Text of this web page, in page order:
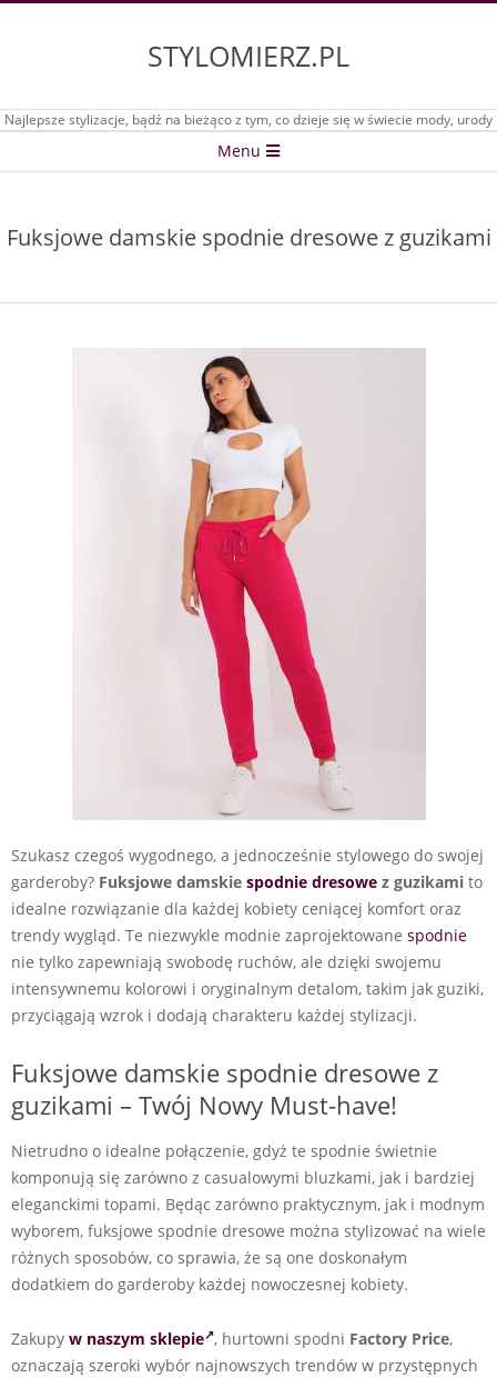
STYLOMIERZ.PL
Najlepsze stylizacje, bądź na bieżąco z tym, co dzieje się w świecie mody, urody
Menu
Fuksjowe damskie spodnie dresowe z guzikami
Szukasz czegoś wygodnego, a jednocześnie stylowego do swojej
garderoby? Fuksjowe damskie spodnie dresowe z guzikami to
idealne rozwiązanie dla każdej kobiety ceniącej komfort oraz
trendy wygląd. Te niezwykle modnie zaprojektowane spodnie
nie tylko zapewniają swobodę ruchów, ale dzięki swojemu
intensywnemu kolorowi i oryginalnym detalom, takim jak guziki,
przyciągają wzrok i dodają charakteru każdej stylizacji.
Fuksjowe damskie spodnie dresowe z
guzikami – Twój Nowy Must-have!
Nietrudno o idealne połączenie, gdyż te spodnie świetnie
komponują się zarówno z casualowymi bluzkami, jak i bardziej
eleganckimi topami. Będąc zarówno praktycznym, jak i modnym
wyborem, fuksjowe spodnie dresowe można stylizować na wiele
różnych sposobów, co sprawia, że są one doskonałym
dodatkiem do garderoby każdej nowoczesnej kobiety.
Zakupy w naszym sklepie , hurtowni spodni Factory Price,
oznaczają szeroki wybór najnowszych trendów w przystępnych